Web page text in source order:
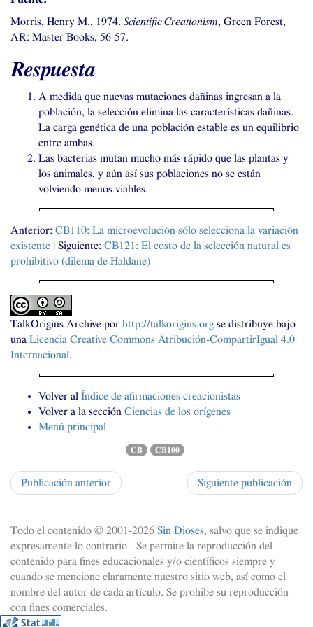
Morris, Henry M., 1974. Scientific Creationism, Green Forest,
AR: Master Books, 56-57.
Respuesta
A medida que nuevas mutaciones dañinas ingresan a la
población, la selección elimina las características dañinas.
La carga genética de una población estable es un equilibrio
entre ambas.
Las bacterias mutan mucho más rápido que las plantas y
los animales, y aún así sus poblaciones no se están
volviendo menos viables.
Anterior: CB110: La microevolución sólo selecciona la variación
existente | Siguiente: CB121 : El costo de la selección natural es
prohibitivo (dilema de Haldane)
TalkOrigins Archive por http://talkorigins.orgse distribuye bajo
una Licencia Creative Commons Atribución-CompartirIgual 4.0
Internacional.
Volver al Índice de afirmaciones creacionistas
Volver a la sección Ciencias de los orígenes
Menú principal
CB CB100
Publicación anterior Siguiente publicación
Todo el contenido © 2001-2026 Sin Dioses, salvo que se indique
expresamente lo contrario - Se permite la reproducción del
contenido para fines educacionales y/o científicos siempre y
cuando se mencione claramente nuestro sitio web, así como el
nombre del autor de cada artículo. Se prohibe su reproducción
con fines comerciales.